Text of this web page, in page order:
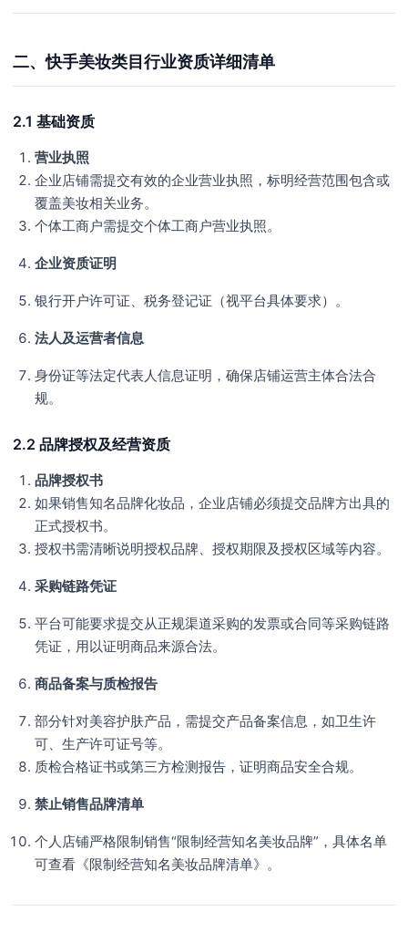
二、快手美妆类目行业资质详细清单
2.1 基础资质
营业执照
企业店铺需提交有效的企业营业执照，标明经营范围包含或
覆盖美妆相关业务。
个体工商户需提交个体工商户营业执照。
企业资质证明
银行开户许可证、税务登记证（视平台具体要求）。
法人及运营者信息
身份证等法定代表人信息证明，确保店铺运营主体合法合
规。
2.2 品牌授权及经营资质
品牌授权书
如果销售知名品牌化妆品，企业店铺必须提交品牌方出具的
正式授权书。
授权书需清晰说明授权品牌、授权期限及授权区域等内容。
采购链路凭证
平台可能要求提交从正规渠道采购的发票或合同等采购链路
凭证，用以证明商品来源合法。
商品备案与质检报告
部分针对美容护肤产品，需提交产品备案信息，如卫生许
可、生产许可证号等。
质检合格证书或第三方检测报告，证明商品安全合规。
禁止销售品牌清单
个人店铺严格限制销售“限制经营知名美妆品牌”，具体名单
可查看《限制经营知名美妆品牌清单》。